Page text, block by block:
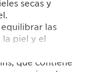
secas y
las
la piel y el
que contiene
y suavizan la